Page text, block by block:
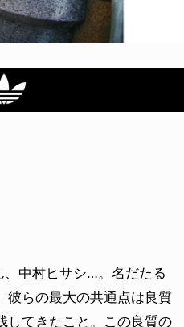
中村ヒサシ…。名だたる
彼らの最大の共通点は良質
してきたこと。この良質の